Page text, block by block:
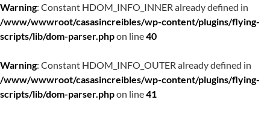
Warning: Constant HDOM_INFO_INNER already defined in
/www/wwwroot/casasincreibles/wp-content/plugins/flying-
scripts/lib/dom-parser.phpon line40
Warning: Constant HDOM_INFO_OUTER already defined in
/www/wwwroot/casasincreibles/wp-content/plugins/flying-
scripts/lib/dom-parser.phpon line41